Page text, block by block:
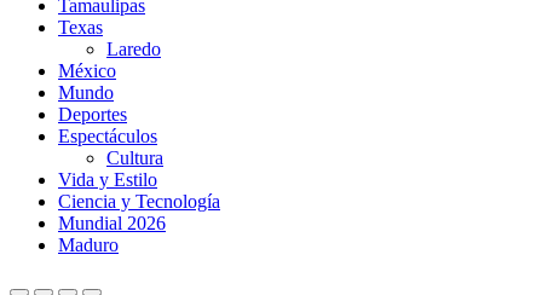
Tamaulipas
Texas
Laredo
México
Mundo
Deportes
Espectáculos
Cultura
Vida y Estilo
Ciencia y Tecnología
Mundial 2026
Maduro